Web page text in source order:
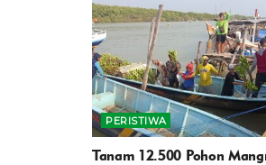
PERISTIWA
Tanam 12.500 Pohon